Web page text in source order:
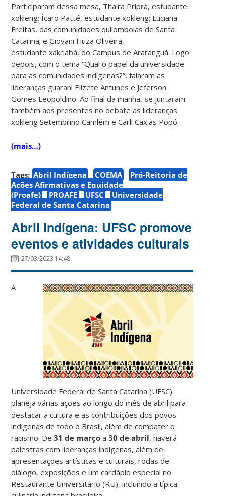
Participaram dessa mesa, Thaira Priprá, estudante
xokleng; Ícaro Patté, estudante xokleng; Luciana
Freitas, das comunidades quilombolas de Santa
Catarina; e Giovani Fiuza Oliveira,
estudante xakriabá, do Campus de Araranguá. Logo
depois, com o tema “Qual o papel da universidade
para as comunidades indígenas?”, falaram as
lideranças guarani Elizete Antunes e Jeferson
Gomes Leopoldino. Ao final da manhã, se juntaram
também aos presentes no debate as lideranças
xokleng Setembrino Camlém e Carli Caxias Popó.
(mais…)
Tags: Abril Indígena COEMA
Pró-Reitoria de
Ações Afirmativas e Equidade
(Proafe)
PROAFE UFSC
Universidade
Federal de Santa Catarina
Abril Indígena: UFSC promove
eventos e atividades culturais
27/03/2023 14:48
A
Universidade Federal de Santa Catarina (UFSC)
planeja várias ações ao longo do mês de abril para
destacar a cultura e as contribuições dos povos
indígenas de todo o Brasil, além de combater o
racismo. De 31 de março a 30 de abril, haverá
palestras com lideranças indígenas, além de
apresentações artísticas e culturais, rodas de
diálogo, exposições e um cardápio especial no
Restaurante Universitário (RU), incluindo a típica